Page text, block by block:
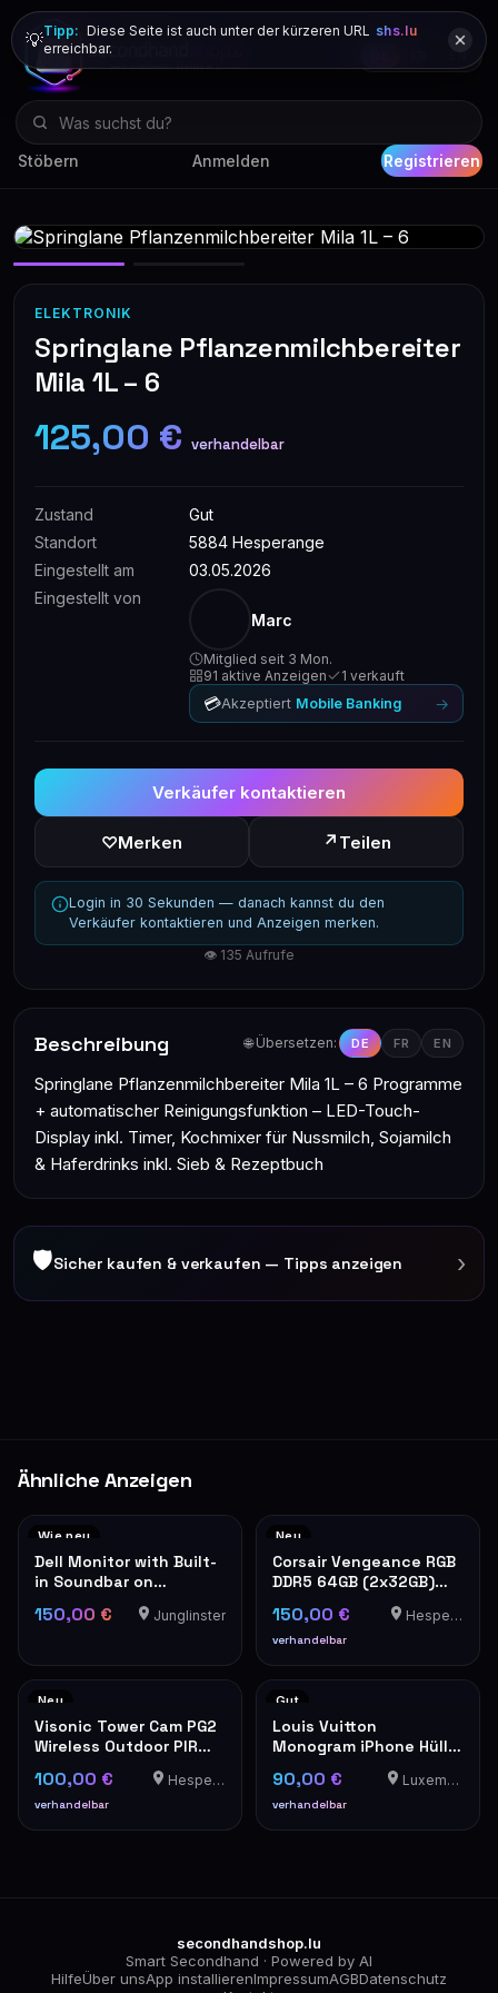
Stöbern Anmelden Registrieren
💡Tipp: Diese Seite ist auch unter der kürzeren URL shs.lu
erreichbar.
ELEKTRONIK
Springlane Pflanzenmilchbereiter
Mila 1L – 6
125,00 € verhandelbar
Zustand
Gut
Standort
5884 Hesperange
Eingestellt am
03.05.2026
Eingestellt von
Marc
Mitglied seit 3 Mon.
91 aktive Anzeigen
1 verkauft
💳Akzeptiert Mobile Banking →
Verkäufer kontaktieren
♡Merken ↗ Teilen
Login in 30 Sekunden — danach kannst du den
Verkäufer kontaktieren und Anzeigen merken.
👁 135 Aufrufe
Beschreibung 🌐 Übersetzen: DE FR EN
Springlane Pflanzenmilchbereiter Mila 1L – 6 Programme
+ automatischer Reinigungsfunktion – LED-Touch-
Display inkl. Timer, Kochmixer für Nussmilch, Sojamilch
& Haferdrinks inkl. Sieb & Rezeptbuch
🛡Sicher kaufen & verkaufen — Tipps anzeigen ›
Ähnliche Anzeigen
Wie neu
Dell Monitor with Built-
in Soundbar on
Adjustable Stand
150,00 € Junglinster
Neu
Corsair Vengeance RGB
DDR5 64GB (2x32GB)
150,00 €
verhandelbar
Hesperange
Neu
Visonic Tower Cam PG2
Wireless Outdoor PIR
Motion Detector
100,00 €
verhandelbar
Hesperange
Gut
Louis Vuitton
Monogram iPhone Hülle
90,00 €
verhandelbar
Luxembourg
secondhandshop.lu
Smart Secondhand · Powered by AI
HilfeÜber unsApp installierenImpressumAGBDatenschutz